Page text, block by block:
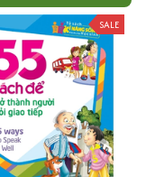
SALE